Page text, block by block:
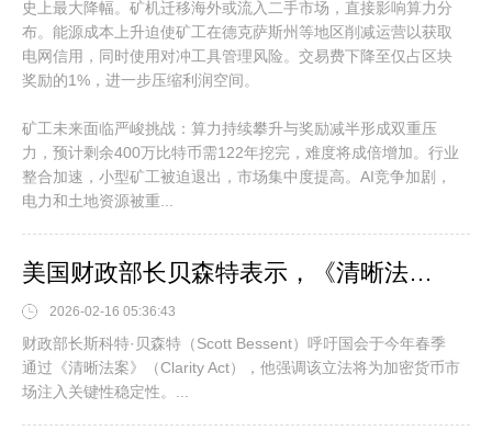
史上最大降幅。矿机迁移海外或流入二手市场，直接影响算力分
布。能源成本上升迫使矿工在德克萨斯州等地区削减运营以获取
电网信用，同时使用对冲工具管理风险。交易费下降至仅占区块
奖励的1%，进一步压缩利润空间。
矿工未来面临严峻挑战：算力持续攀升与奖励减半形成双重压
力，预计剩余400万比特币需122年挖完，难度将成倍增加。行业
整合加速，小型矿工被迫退出，市场集中度提高。AI竞争加剧，
电力和土地资源被重...
美国财政部长贝森特表示，《清晰法案》或将向市场注入“确定性”。
2026-02-16 05:36:43
财政部长斯科特·贝森特（Scott Bessent）呼吁国会于今年春季
通过《清晰法案》（Clarity Act），他强调该立法将为加密货币市
场注入关键性稳定性。...